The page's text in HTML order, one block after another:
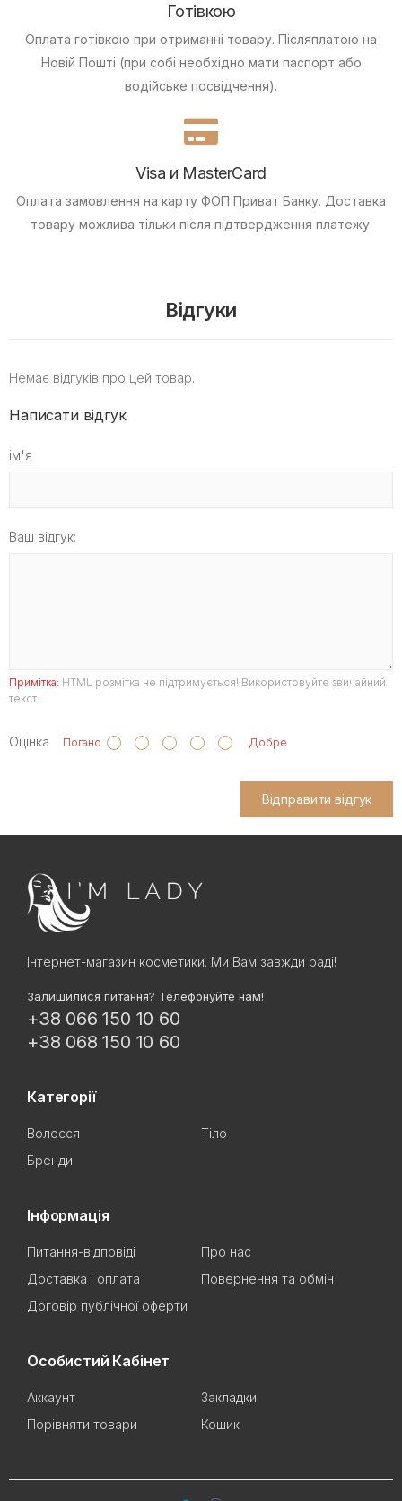
Готівкою
Оплата готівкою при отриманні товару. Післяплатою на
Новій Пошті (при собі необхідно мати паспорт або
водійське посвідчення).
Visa и MasterCard
Оплата замовлення на карту ФОП Приват Банку. Доставка
товару можлива тільки після підтвердження платежу.
Відгуки
Немає відгуків про цей товар.
Написати відгук
ім'я
Ваш відгук:
Примітка: HTML розмітка не підтримується! Використовуйте звичайний
текст.
Оцінка Погано Добре
Відправити відгук
Інтернет-магазин косметики. Ми Вам завжди раді!
Залишилися питання? Телефонуйте нам!
+38 066 150 10 60
+38 068 150 10 60
Категорії
Волосся
Тіло
Бренди
Інформація
Питання-відповіді
Про нас
Доставка і оплата
Повернення та обмін
Договір публічної оферти
Особистий Кабінет
Аккаунт
Закладки
Порівняти товари
Кошик